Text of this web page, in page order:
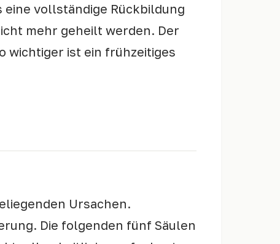
vollständige Rückbildung
mehr geheilt werden. Der
wichtiger ist ein frühzeitiges
Ursachen.
Die folgenden fünf Säulen